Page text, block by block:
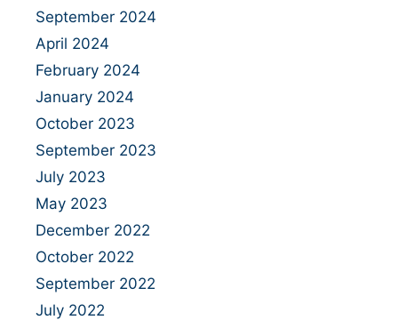
September 2024
April 2024
February 2024
January 2024
October 2023
September 2023
July 2023
May 2023
December 2022
October 2022
September 2022
July 2022